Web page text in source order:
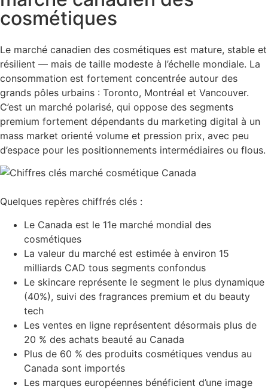
cosmétiques
Le marché canadien des cosmétiques est mature, stable et
résilient — mais de taille modeste à l’échelle mondiale. La
consommation est fortement concentrée autour des
grands pôles urbains : Toronto, Montréal et Vancouver.
C’est un marché polarisé, qui oppose des segments
premium fortement dépendants du marketing digital à un
mass market orienté volume et pression prix, avec peu
d’espace pour les positionnements intermédiaires ou flous.
Quelques repères chiffrés clés :
Le Canada est le 11e marché mondial des
cosmétiques
La valeur du marché est estimée à environ 15
milliards CAD tous segments confondus
Le skincare représente le segment le plus dynamique
(40%), suivi des fragrances premium et du beauty
tech
Les ventes en ligne représentent désormais plus de
20 % des achats beauté au Canada
Plus de 60 % des produits cosmétiques vendus au
Canada sont importés
Les marques européennes bénéficient d’une image